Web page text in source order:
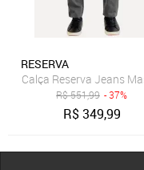
RESERVA
Calça Reserva Jeans
R$551,99 - 37%
R$349,99